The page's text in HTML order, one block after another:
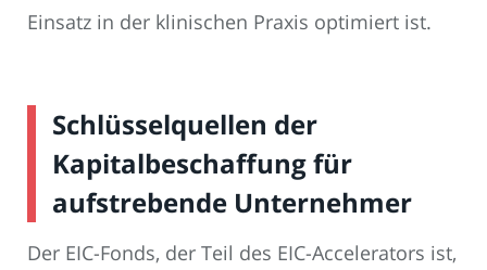
Einsatz in der klinischen Praxis optimiert ist.
Schlüsselquellen der
Kapitalbeschaffung für
aufstrebende Unternehmer
Der EIC-Fonds, der Teil des EIC-Accelerators ist,